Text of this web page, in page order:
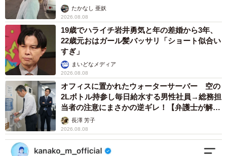
お君、そら君、いく君の楽しい日常を見ることができま
す。Instagram（ @sachimi0321 ）では、出産までの記録を
詳しく綴っています。
ストに取材】
たかなし 亜妖
2026.08.08
19歳でハライチ岩井勇気と年の差婚から3年、
22歳元おはガール髪バッサリ「ショート似合い
すぎ」
まいどなメディア
2026.08.08
オフィスに置かれたウォーターサーバー 空の
2Lボトル持参し毎日給水する男性社員→総務担
当者の注意にまさかの逆ギレ！【弁護士が解
説】長澤 芳子
2026.08.08